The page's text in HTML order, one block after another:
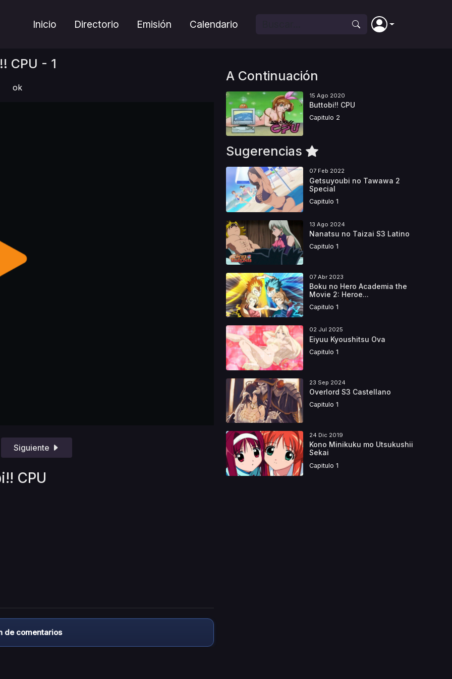
Inicio Directorio Emisión Calendario
CPU - 1
ok
Siguiente
CPU
de comentarios
A Continuación
15 Ago 2020
Buttobi!! CPU
Capitulo 2
Sugerencias
07 Feb 2022
Getsuyoubi no Tawawa 2
Special
Capitulo 1
13 Ago 2024
Nanatsu no Taizai S3 Latino
Capitulo 1
07 Abr 2023
Boku no Hero Academia the
Movie 2: Heroe...
Capitulo 1
02 Jul 2025
Eiyuu Kyoushitsu Ova
Capitulo 1
23 Sep 2024
Overlord S3 Castellano
Capitulo 1
24 Dic 2019
Kono Minikuku mo Utsukushii
Sekai
Capitulo 1